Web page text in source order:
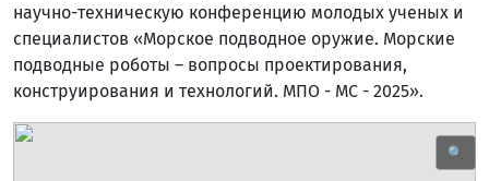
научно-техническую конференцию молодых ученых и
специалистов «Морское подводное оружие. Морские
подводные роботы – вопросы проектирования,
конструирования и технологий. МПО - МС - 2025».
🔍